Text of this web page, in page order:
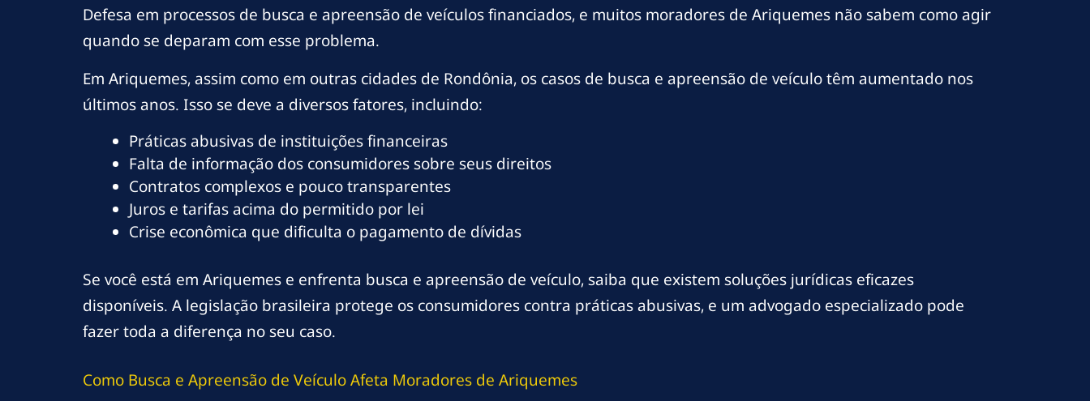
Defesa em processos de busca e apreensão de veículos financiados, e muitos moradores de Ariquemes não sabem como agir
quando se deparam com esse problema.
Em Ariquemes, assim como em outras cidades de Rondônia, os casos de busca e apreensão de veículo têm aumentado nos
últimos anos. Isso se deve a diversos fatores, incluindo:
Práticas abusivas de instituições financeiras
Falta de informação dos consumidores sobre seus direitos
Contratos complexos e pouco transparentes
Juros e tarifas acima do permitido por lei
Crise econômica que dificulta o pagamento de dívidas
Se você está em Ariquemes e enfrenta busca e apreensão de veículo, saiba que existem soluções jurídicas eficazes
disponíveis. A legislação brasileira protege os consumidores contra práticas abusivas, e um advogado especializado pode
fazer toda a diferença no seu caso.
Como Busca e Apreensão de Veículo Afeta Moradores de Ariquemes